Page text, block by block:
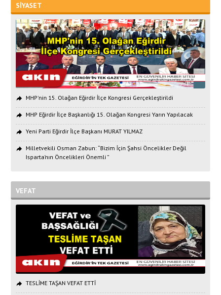
SİYASET
MHP'nin 15. Olağan Eğirdir İlçe Kongresi Gerçekleştirildi
MHP Eğirdir İlçe Başkanlığı 15. Olağan Kongresi Yarın Yapılacak
Yeni Parti Eğirdir İlçe Başkanı MURAT YILMAZ
Milletvekili Osman Zabun: “Bizim İçin Şahsi Öncelikler Değil
Isparta’nın Öncelikleri Önemli ”
VEFAT
TESLİME TAŞAN VEFAT ETTİ